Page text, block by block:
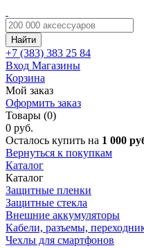
Найти
+7 (383) 383 25 84
Вход Магазины
Корзина
Мой заказ
Оформить заказ
Товары (0)
0 руб.
Осталось купить на 1 000
Вернуться к покупкам
Каталог
Каталог
Защитные пленки
Защитные стекла
Внешние аккумуляторы
Кабели, разъемы,
Чехлы для смартфонов